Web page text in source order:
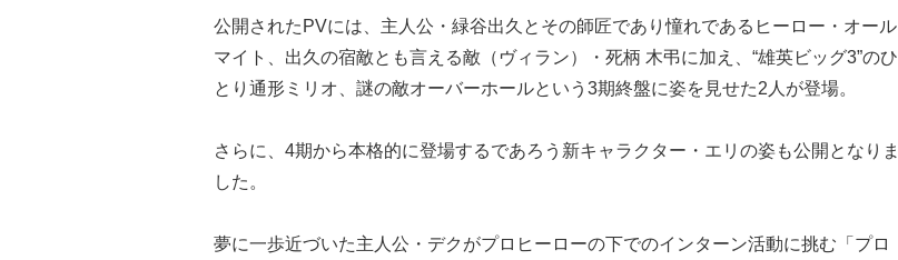
公開されたPVには、主人公・緑谷出久とその師匠であり憧れであるヒーロー・オール
マイト、出久の宿敵とも言える敵（ヴィラン）・死柄 木弔に加え、“雄英ビッグ3”のひ
とり通形ミリオ、謎の敵オーバーホールという3期終盤に姿を見せた2人が登場。
さらに、4期から本格的に登場するであろう新キャラクター・エリの姿も公開となりま
した。
夢に一歩近づいた主人公・デクがプロヒーローの下でのインターン活動に挑む「プロ